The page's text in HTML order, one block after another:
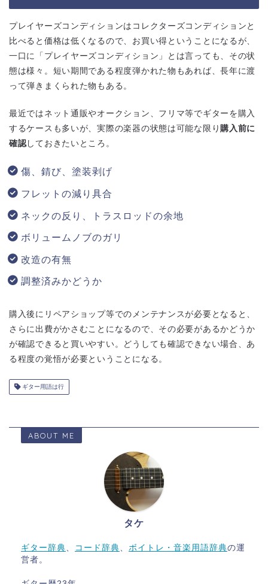
プレイヤーズコンディションはコレクターズコンディションと
比べると価格は低くなるので、お買い得ということになるが、
一口に「プレイヤーズコンディション」とは言っても、その状
態は様々。短い期間である程度弾かれた物もあれば、長年に渡
って弾きまくられた物もある。
最近ではネット通販やオークション、フリマ等でギターを購入
するケースも多いが、実際の楽器の状態は可能な限り購入前に
確認しておきたいところ。
傷、錆び、塗装剥げ
フレットの減り具合
ネックの反り、トラスロッドの余地
ボリュームノブのガリ
改造の有無
調整済みかどうか
購入後にリペアショップ等でのメンテナンスが必要となると、
さらに出費がかさむことになるので、その必要があるかどうか
が確認できると買いやすい。どうしても確認できない場合、あ
る程度の覚悟が必要ということになる。
ギター用語は行
ABOUT ME
タケ
ギター辞典 コード辞典 ボイトレ・音楽用語辞典の運
営者。